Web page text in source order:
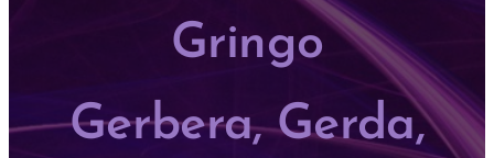
Gringo
Gerbera, Gerda,